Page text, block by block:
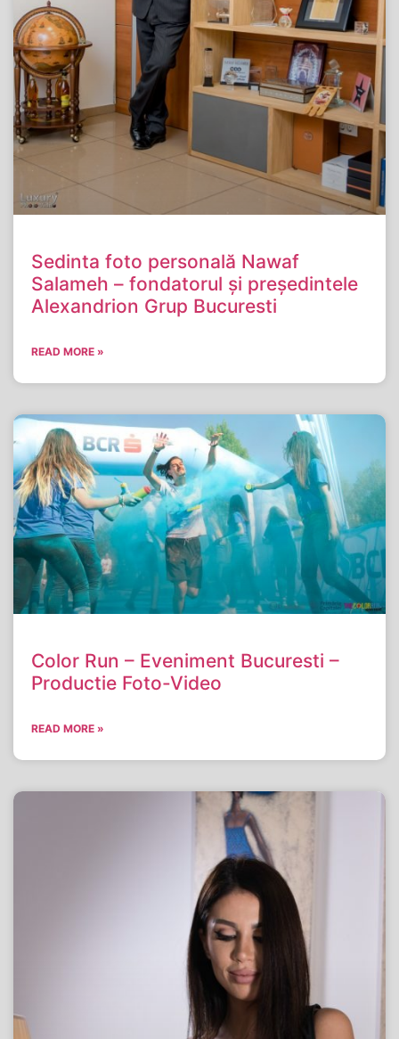
Sedinta foto personală Nawaf
Salameh – fondatorul și președintele
Alexandrion Grup Bucuresti
READ MORE »
Color Run – Eveniment Bucuresti –
Productie Foto-Video
READ MORE »